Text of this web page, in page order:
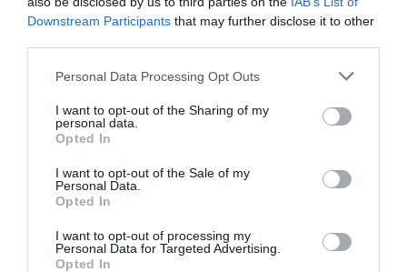
Downstream Participants that may further disclose it to other
Personal Data Processing Opt Outs
I want to opt-out of the Sharing of my
personal data.
Opted In
I want to opt-out of the Sale of my
Personal Data.
Opted In
I want to opt-out of processing my
Personal Data for Targeted Advertising.
Opted In